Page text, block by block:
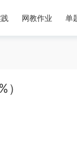
网教作业 单